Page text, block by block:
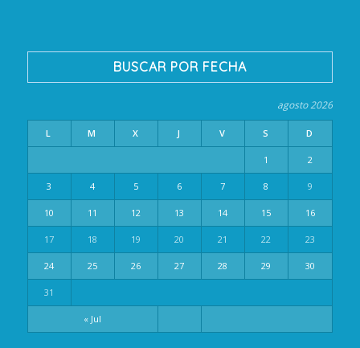
BUSCAR POR FECHA
agosto 2026
L M X J V S D
« Jul
1 2
3 4 5 6 7 8 9
10 11 12 13 14 15 16
17 18 19 20 21 22 23
24 25 26 27 28 29 30
31